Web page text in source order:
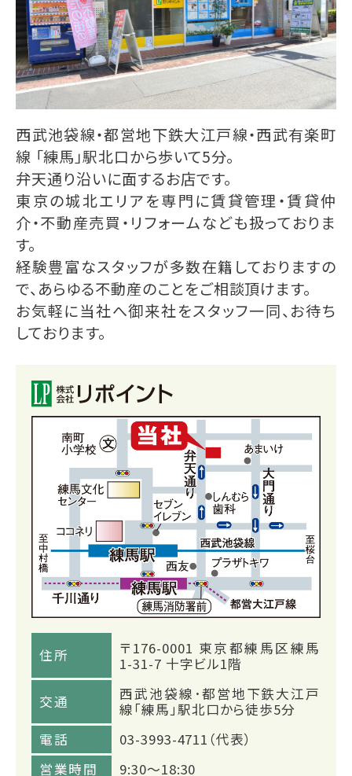
西武池袋線・都営地下鉄大江戸線・西武有楽町
線 「練馬」駅北口から歩いて5分。
弁天通り沿いに面するお店です。
東京の城北エリアを専門に賃貸管理・賃貸仲
介・不動産売買・リフォームなども扱っておりま
す。
経験豊富なスタッフが多数在籍しておりますの
で、あらゆる不動産のことをご相談頂けます。
お気軽に当社へ御来社をスタッフ一同、お待ち
しております。
住所
〒176-0001 東京都練馬区練馬
1-31-7 十字ビル1階
交通
西武池袋線･都営地下鉄大江戸
線「練馬」駅北口から徒歩5分
電話
03-3993-4711（代表）
営業時間
9:30～18:30